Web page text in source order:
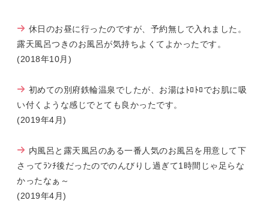
休日のお昼に行ったのですが、予約無しで入れました。
露天風呂つきのお風呂が気持ちよくてよかったです。
(2018年10月)
初めての別府鉄輪温泉でしたが、お湯はﾄﾛﾄﾛでお肌に吸
い付くような感じでとても良かったです。
(2019年4月)
内風呂と露天風呂のある一番人気のお風呂を用意して下
さってﾗﾝﾁ後だったのでのんびりし過ぎて1時間じゃ足らな
かったなぁ～
(2019年4月)